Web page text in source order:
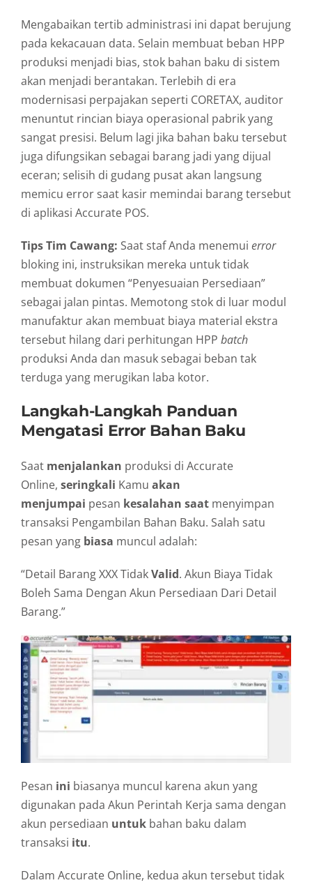
Mengabaikan tertib administrasi ini dapat berujung
pada kekacauan data. Selain membuat beban HPP
produksi menjadi bias, stok bahan baku di sistem
akan menjadi berantakan. Terlebih di era
modernisasi perpajakan seperti CORETAX, auditor
menuntut rincian biaya operasional pabrik yang
sangat presisi. Belum lagi jika bahan baku tersebut
juga difungsikan sebagai barang jadi yang dijual
eceran; selisih di gudang pusat akan langsung
memicu error saat kasir memindai barang tersebut
di aplikasi Accurate POS.
Tips Tim Cawang: Saat staf Anda menemui error
bloking ini, instruksikan mereka untuk tidak
membuat dokumen “Penyesuaian Persediaan”
sebagai jalan pintas. Memotong stok di luar modul
manufaktur akan membuat biaya material ekstra
tersebut hilang dari perhitungan HPP batch
produksi Anda dan masuk sebagai beban tak
terduga yang merugikan laba kotor.
Langkah-Langkah Panduan
Mengatasi Error Bahan Baku
Saat menjalankan produksi di Accurate
Online, seringkali Kamu akan
menjumpai pesan kesalahan saat menyimpan
transaksi Pengambilan Bahan Baku. Salah satu
pesan yang biasa muncul adalah:
“Detail Barang XXX TidakValid. Akun Biaya Tidak
Boleh Sama Dengan Akun Persediaan Dari Detail
Barang.”
Pesan ini biasanya muncul karena akun yang
digunakan pada Akun Perintah Kerja sama dengan
akun persediaan untuk bahan baku dalam
transaksi itu.
Dalam Accurate Online, kedua akun tersebut tidak